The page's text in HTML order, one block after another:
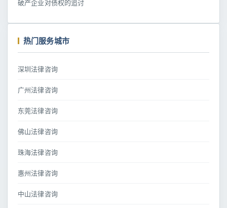
破产企业对债权的追讨
热门服务城市
深圳法律咨询
广州法律咨询
东莞法律咨询
佛山法律咨询
珠海法律咨询
惠州法律咨询
中山法律咨询